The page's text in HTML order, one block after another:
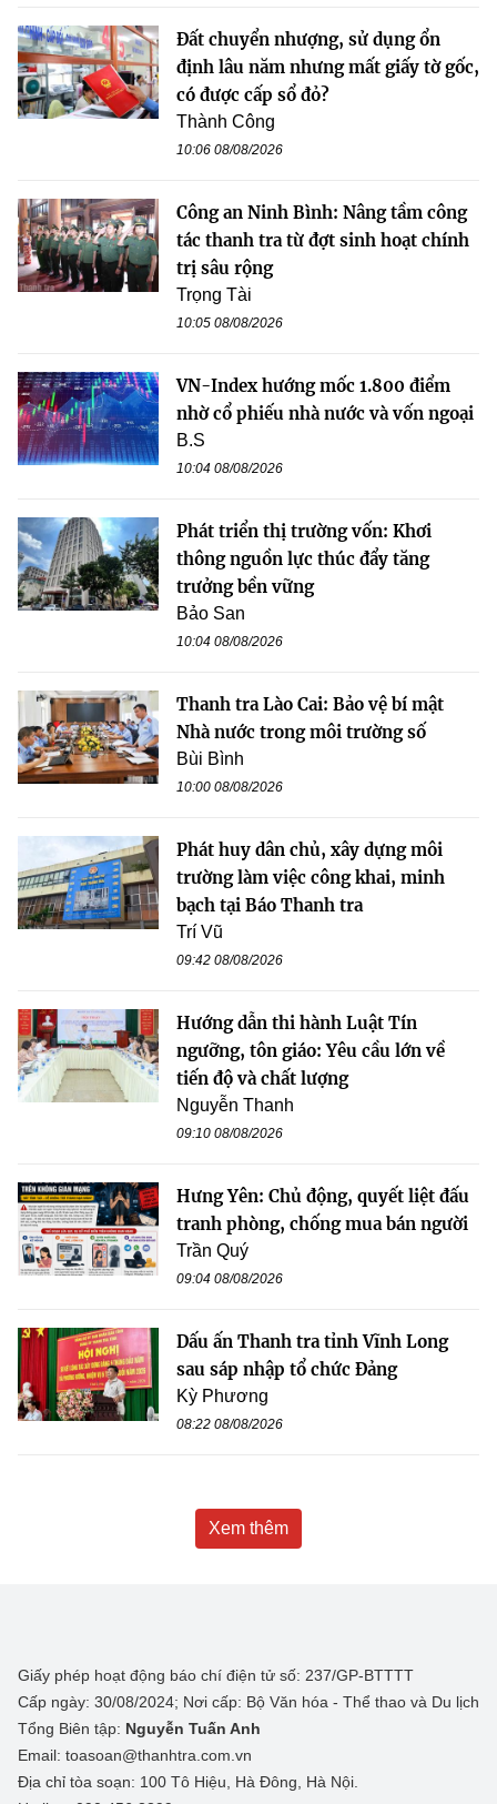
Đất chuyển nhượng, sử dụng ổn
định lâu năm nhưng mất giấy tờ gốc,
có được cấp sổ đỏ?
Thành Công
10:06 08/08/2026
Công an Ninh Bình: Nâng tầm công
tác thanh tra từ đợt sinh hoạt chính
trị sâu rộng
Trọng Tài
10:05 08/08/2026
VN-Index hướng mốc 1.800 điểm
nhờ cổ phiếu nhà nước và vốn ngoại
B.S
10:04 08/08/2026
Phát triển thị trường vốn: Khơi
thông nguồn lực thúc đẩy tăng
trưởng bền vững
Bảo San
10:04 08/08/2026
Thanh tra Lào Cai: Bảo vệ bí mật
Nhà nước trong môi trường số
Bùi Bình
10:00 08/08/2026
Phát huy dân chủ, xây dựng môi
trường làm việc công khai, minh
bạch tại Báo Thanh tra
Trí Vũ
09:42 08/08/2026
Hướng dẫn thi hành Luật Tín
ngưỡng, tôn giáo: Yêu cầu lớn về
tiến độ và chất lượng
Nguyễn Thanh
09:10 08/08/2026
Hưng Yên: Chủ động, quyết liệt đấu
tranh phòng, chống mua bán người
Trần Quý
09:04 08/08/2026
Dấu ấn Thanh tra tỉnh Vĩnh Long
sau sáp nhập tổ chức Đảng
Kỳ Phương
08:22 08/08/2026
Xem thêm
Giấy phép hoạt động báo chí điện tử số: 237/GP-BTTTT
Cấp ngày: 30/08/2024; Nơi cấp: Bộ Văn hóa - Thể thao và Du lịch
Tổng Biên tập: Nguyễn Tuấn Anh
Email: toasoan@thanhtra.com.vn
Địa chỉ tòa soạn: 100 Tô Hiệu, Hà Đông, Hà Nội.